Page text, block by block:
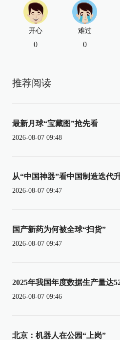
开心
0
难过
0
推荐阅读
最新月球“宝藏图”抢先看
2026-08-07 09:48
从“中国神器”看中国制造迭代
2026-08-07 09:47
国产新药为何被全球“扫货”
2026-08-07 09:47
2025年我国年度数据生产量达
2026-08-07 09:46
北京：机器人在公园“上岗”